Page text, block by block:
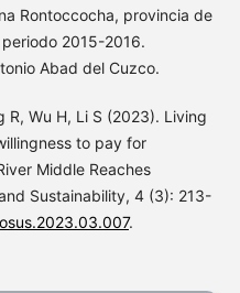
Rontoccocha, provincia de
2015-2016.
Abad del Cuzco.
R, Wu H, Li S (2023). Living
to pay for
Middle Reaches
Sustainability, 4 (3): 213-
.